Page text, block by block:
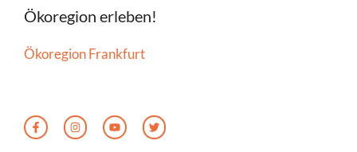
Ökoregion erleben!
Ökoregion Frankfurt